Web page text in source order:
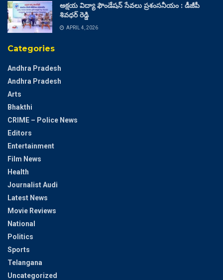
అక్షయ విద్యా ఫౌండేషన్ సేవలు ప్రశంసనీయం : డీజీపీ
శివధర్ రెడ్డి
APRIL 4, 2026
Categories
Andhra Pradesh
Andhra Pradesh
Arts
Bhakthi
CRIME – Police News
Editors
Entertainment
Film News
Health
Journalist Audi
Latest News
Movie Reviews
National
Politics
Sports
Telangana
Uncategorized